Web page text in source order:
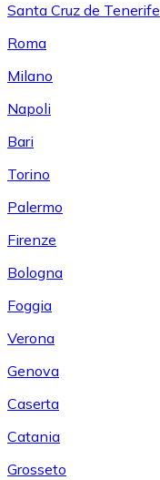
Santa Cruz de Tenerife
Roma
Milano
Napoli
Bari
Torino
Palermo
Firenze
Bologna
Foggia
Verona
Genova
Caserta
Catania
Grosseto